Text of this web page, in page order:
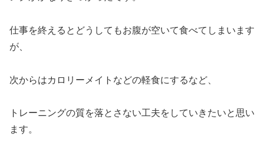
仕事を終えるとどうしてもお腹が空いて食べてしまいます
が、
次からはカロリーメイトなどの軽食にするなど、
トレーニングの質を落とさない工夫をしていきたいと思い
ます。